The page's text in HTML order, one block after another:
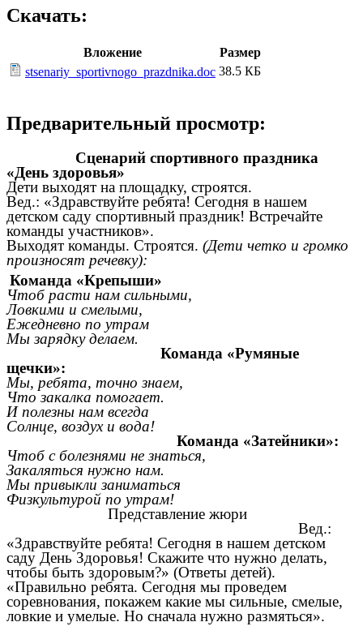
Скачать:
Вложение
Размер
stsenariy_sportivnogo_prazdnika.doc 38.5 КБ
Предварительный просмотр:
Сценарий спортивного праздника
«День здоровья»
Дети выходят на площадку, строятся.
Вед.: «Здравствуйте ребята! Сегодня в нашем
детском саду спортивный праздник! Встречайте
команды участников».
Выходят команды. Строятся. (Дети четко и громко
произносят речевку):
Команда «Крепыши»
Чтоб расти нам сильными,
Ловкими и смелыми,
Ежедневно по утрам
Мы зарядку делаем.
Команда «Румяные
щечки»:
Мы, ребята, точно знаем,
Что закалка помогает.
И полезны нам всегда
Солнце, воздух и вода!
Команда «Затейники»:
Чтоб с болезнями не знаться,
Закаляться нужно нам.
Мы привыкли заниматься
Физкультурой по утрам!
Представление жюри
Вед.:
«Здравствуйте ребята! Сегодня в нашем детском
саду День Здоровья! Скажите что нужно делать,
чтобы быть здоровым?» (Ответы детей).
«Правильно ребята. Сегодня мы проведем
соревнования, покажем какие мы сильные, смелые,
ловкие и умелые. Но сначала нужно размяться».